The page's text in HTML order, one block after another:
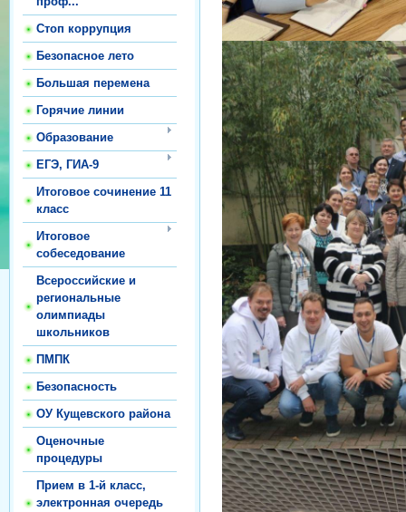
Стоп коррупция
Безопасное лето
Большая перемена
Горячие линии
Образование
ЕГЭ, ГИА-9
Итоговое сочинение 11
класс
Итоговое
собеседование
Всероссийские и
региональные
олимпиады
школьников
ПМПК
Безопасность
ОУ Кущевского района
Оценочные
процедуры
Прием в 1-й класс,
электронная очередь